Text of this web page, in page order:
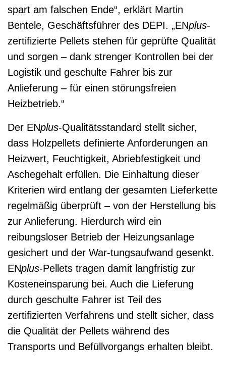
spart am falschen Ende“, erklärt Martin
Bentele, Geschäftsführer des DEPI. „ENplus-
zertifizierte Pellets stehen für geprüfte Qualität
und sorgen – dank strenger Kontrollen bei der
Logistik und geschulte Fahrer bis zur
Anlieferung – für einen störungsfreien
Heizbetrieb.“
Der ENplus-Qualitätsstandard stellt sicher,
dass Holzpellets definierte Anforderungen an
Heizwert, Feuchtigkeit, Abriebfestigkeit und
Aschegehalt erfüllen. Die Einhaltung dieser
Kriterien wird entlang der gesamten Lieferkette
regelmäßig überprüft – von der Herstellung bis
zur Anlieferung. Hierdurch wird ein
reibungsloser Betrieb der Heizungsanlage
gesichert und der War-tungsaufwand gesenkt.
ENplus-Pellets tragen damit langfristig zur
Kosteneinsparung bei. Auch die Lieferung
durch geschulte Fahrer ist Teil des
zertifizierten Verfahrens und stellt sicher, dass
die Qualität der Pellets während des
Transports und Befüllvorgangs erhalten bleibt.